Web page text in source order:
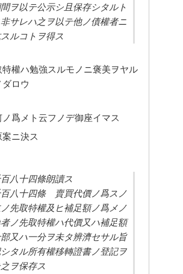
ヲ以テ公示シ且保存シタルト
サレハ之ヲ以テ他ノ債權者ニ
ルコトヲ得ス
特權ハ勉強スルモノニ褒美ヲヤル
ダロウ
ノ爲メト云フノデ御座イマス
ニ決ス
八十四條朗讀ス
八十四條　賣買代價ノ爲スノ
ノ先取特權及ヒ補足額ノ爲メノ
ノ先取特權ハ代價又ハ補足額
部又ハ一分ヲ未タ辨濟セサル旨
シタル所有權移轉證書ノ登記ヲ
ヲ保存ス